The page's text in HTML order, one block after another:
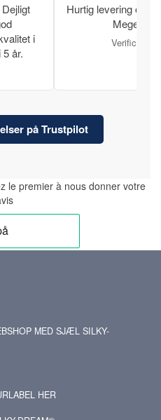
i
år.
Hurtig levering og
Meget
Verificeret
på Trustpilot
le premier à nous donner votre
MED SJÆL SILKY-
HER